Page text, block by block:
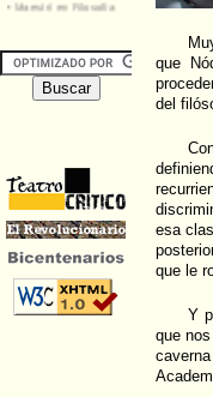
que
del
esa
que le
Y
que